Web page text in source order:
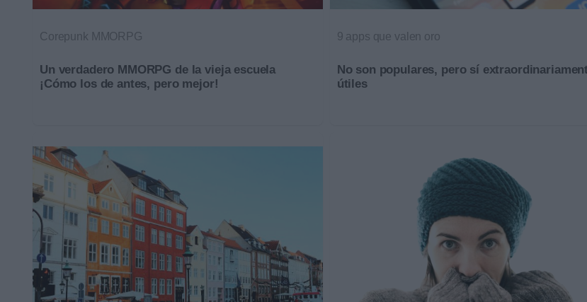
Corepunk MMORPG
Un verdadero MMORPG de la vieja escuela
¡Cómo los de antes, pero mejor!
9 apps que valen oro
No son populares, pero sí
útiles